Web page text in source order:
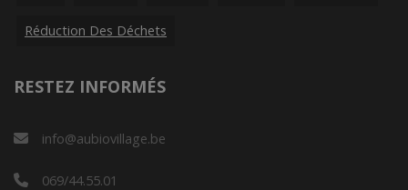
Réduction Des Déchets
RESTEZ INFORMÉS
info@aubiovillage.be
069/44.55.01